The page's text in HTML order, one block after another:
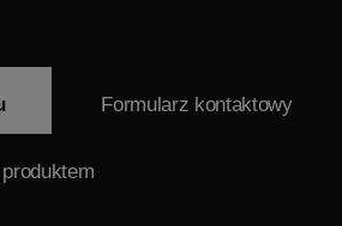
Formularz kontaktowy